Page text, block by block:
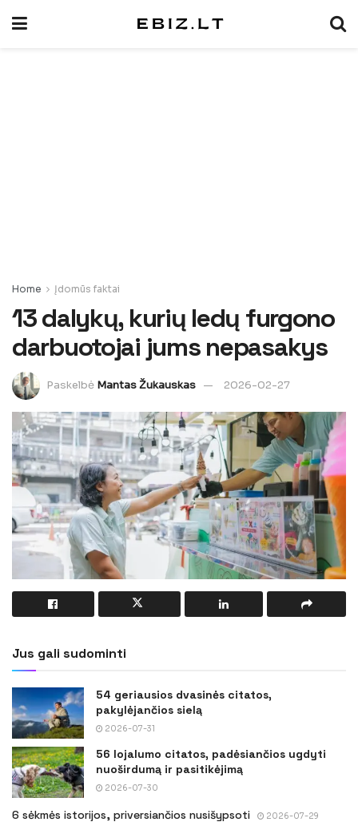
Home Įdomūs faktai
13 dalykų, kurių ledų furgono
darbuotojai jums nepasakys
Paskelbė Mantas Žukauskas 2026-02-27
Jus gali sudominti
54 geriausios dvasinės citatos,
pakylėjančios sielą
2026-07-31
56 lojalumo citatos, padėsiančios ugdyti
nuoširdumą ir pasitikėjimą
2026-07-30
6 sėkmės istorijos, priversiančios nusišypsoti 2026-07-29